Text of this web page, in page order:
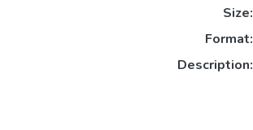
Size:
Format:
Description: